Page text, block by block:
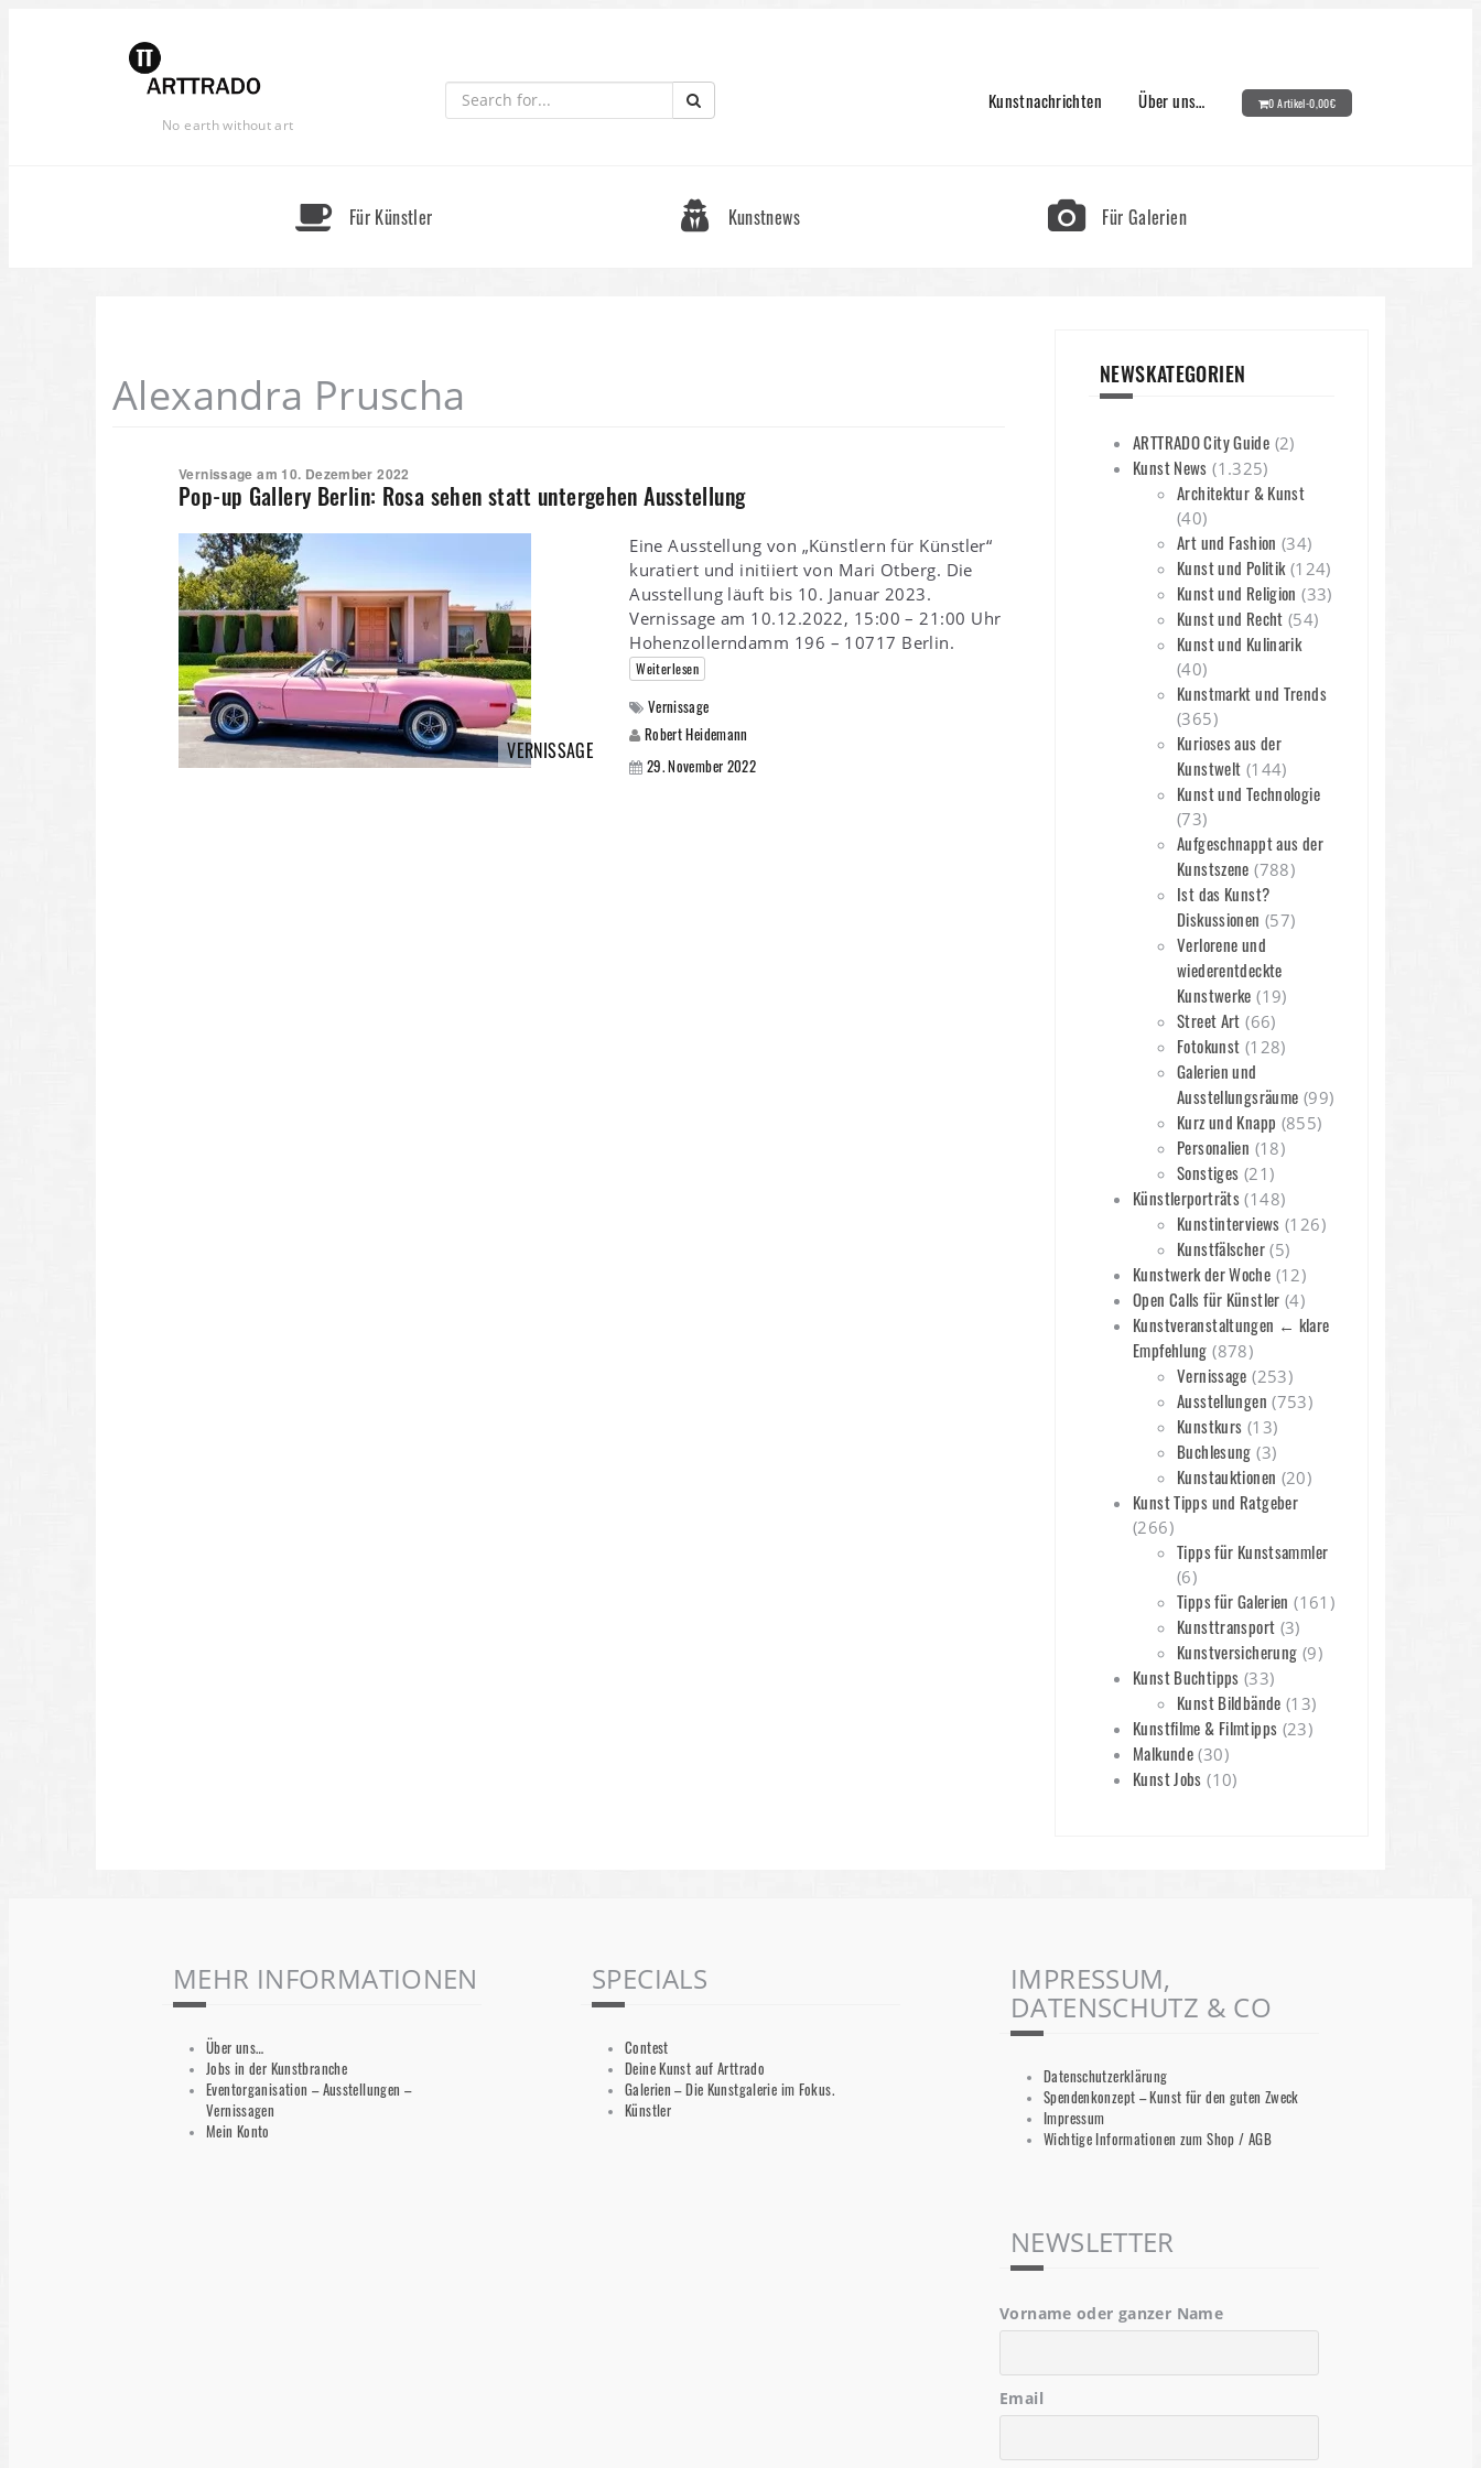
No earth without art
Kunstnachrichten Über uns… 0 Artikel-0,00€
Für Künstler Kunstnews Für Galerien
Alexandra Pruscha
Vernissage am 10. Dezember 2022
Pop-up Gallery Berlin: Rosa sehen statt untergehen Ausstellung
VERNISSAGE
Eine Ausstellung von „Künstlern für Künstler“
kuratiert und initiiert von Mari Otberg. Die
Ausstellung läuft bis 10. Januar 2023.
Vernissage am 10.12.2022, 15:00 – 21:00 Uhr
Hohenzollerndamm 196 – 10717 Berlin.
Weiterlesen
Vernissage
Robert Heidemann
29. November 2022
NEWSKATEGORIEN
ARTTRADO City Guide (2)
Kunst News (1.325)
Architektur & Kunst
(40)
Art und Fashion (34)
Kunst und Politik(124)
Kunst und Religion (33)
Kunst und Recht (54)
Kunst und Kulinarik
(40)
Kunstmarkt und Trends
(365)
Kurioses aus der
Kunstwelt (144)
Kunst und Technologie
(73)
Aufgeschnappt aus der
Kunstszene (788)
Ist das Kunst?
Diskussionen (57)
Verlorene und
wiederentdeckte
Kunstwerke (19)
Street Art (66)
Fotokunst (128)
Galerien und
Ausstellungsräume (99)
Kurz und Knapp (855)
Personalien (18)
Sonstiges (21)
Künstlerporträts (148)
Kunstinterviews (126)
Kunstfälscher(5)
Kunstwerk der Woche (12)
Open Calls für Künstler (4)
Kunstveranstaltungen ← klare
Empfehlung (878)
Vernissage (253)
Ausstellungen (753)
Kunstkurs (13)
Buchlesung (3)
Kunstauktionen (20)
Kunst Tipps und Ratgeber
(266)
Tipps für Kunstsammler
(6)
Tipps für Galerien (161)
Kunsttransport (3)
Kunstversicherung (9)
Kunst Buchtipps (33)
Kunst Bildbände (13)
Kunstfilme & Filmtipps (23)
Malkunde (30)
Kunst Jobs (10)
MEHR INFORMATIONEN
Über uns…
Jobs in der Kunstbranche
Eventorganisation – Ausstellungen –
Vernissagen
Mein Konto
SPECIALS
Contest
Deine Kunst auf Arttrado
Galerien – Die Kunstgalerie im Fokus.
Künstler
IMPRESSUM,
DATENSCHUTZ & CO
Datenschutzerklärung
Spendenkonzept – Kunst für den guten Zweck
Impressum
Wichtige Informationen zum Shop / AGB
NEWSLETTER
Vorname oder ganzer Name
Email